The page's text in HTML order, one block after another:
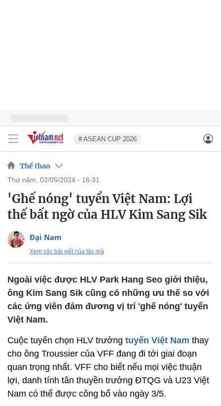
# ASEAN CUP 2026
Thể thao
thứ năm, 02/05/2024 - 16:31
'Ghế nóng' tuyển Việt Nam: Lợi
thế bất ngờ của HLV Kim Sang Sik
Đại Nam
Xem các bài viết của tác giả
Ngoài việc được HLV Park Hang Seo giới thiệu,
ông Kim Sang Sik cũng có những ưu thế so với
các ứng viên đảm đương vị trí 'ghế nóng' tuyển
Việt Nam.
Cuộc tuyển chọn HLV trưởng tuyển Việt Nam thay
cho ông Troussier của VFF đang đi tới giai đoạn
quan trọng nhất. VFF cho biết nếu mọi việc thuận
lợi, danh tính tân thuyền trưởng ĐTQG và U23 Việt
Nam có thể được công bố vào ngày 3/5.